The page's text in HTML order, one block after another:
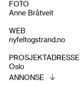
FOTO
Anne Bråtveit
WEB
nyfeltogstrand.no
PROSJEKTADRESSE
Oslo